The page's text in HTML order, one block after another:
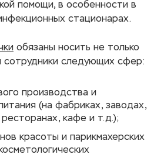
помощи, в особенности в
стационарах.
обязаны носить не только
сотрудники следующих сфер:
производства и
(на фабриках, заводах,
кафе и т.д.);
красоты и парикмахерских